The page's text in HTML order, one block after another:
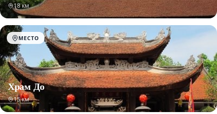
18 км
МЕСТО
Храм До
15 км